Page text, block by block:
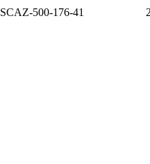
SCAZ-500-176-41